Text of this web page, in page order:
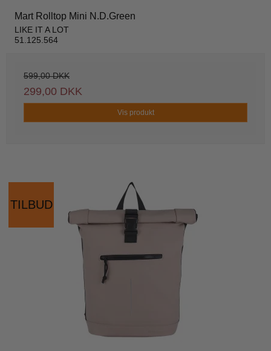
Mart Rolltop Mini N.D.Green
LIKE IT A LOT
51.125.564
599,00 DKK
299,00 DKK
Vis produkt
TILBUD